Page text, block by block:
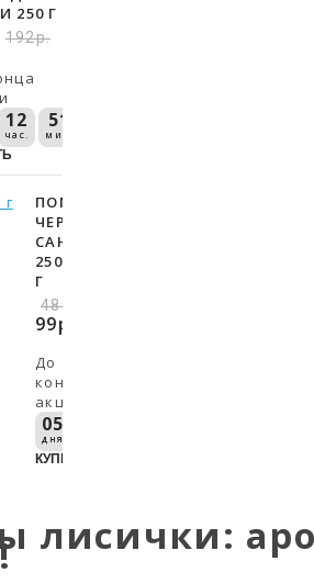
250 Г
192р.
12
час.
51
мин.
ПОМИДОРЫ
ЧЕРРИ
САНРАЙЗ,
250
Г
480р.
99р.
До
конца
акции
05
дня
КУПИТЬ
лисички: